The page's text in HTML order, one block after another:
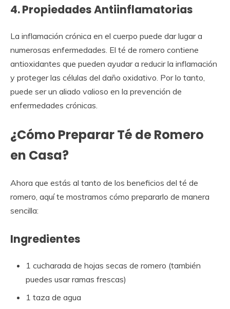
4. Propiedades Antiinflamatorias
La inflamación crónica en el cuerpo puede dar lugar a
numerosas enfermedades. El té de romero contiene
antioxidantes que pueden ayudar a reducir la inflamación
y proteger las células del daño oxidativo. Por lo tanto,
puede ser un aliado valioso en la prevención de
enfermedades crónicas.
¿Cómo Preparar Té de Romero
en Casa?
Ahora que estás al tanto de los beneficios del té de
romero, aquí te mostramos cómo prepararlo de manera
sencilla:
Ingredientes
1 cucharada de hojas secas de romero (también
puedes usar ramas frescas)
1 taza de agua